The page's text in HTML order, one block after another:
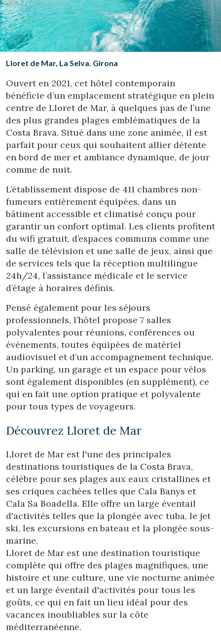
Location/nom de l'hôtel
CA ES EN FR
Lloret de Mar, La Selva. Girona
Ouvert en 2021, cet hôtel contemporain
bénéficie d’un emplacement stratégique en plein
centre de Lloret de Mar, à quelques pas de l’une
des plus grandes plages emblématiques de la
Costa Brava. Situé dans une zone animée, il est
parfait pour ceux qui souhaitent allier détente
en bord de mer et ambiance dynamique, de jour
comme de nuit.
L’établissement dispose de 411 chambres non-
fumeurs entièrement équipées, dans un
bâtiment accessible et climatisé conçu pour
garantir un confort optimal. Les clients profitent
du wifi gratuit, d’espaces communs comme une
salle de télévision et une salle de jeux, ainsi que
de services tels que la réception multilingue
24h/24, l’assistance médicale et le service
d’étage à horaires définis.
Pensé également pour les séjours
professionnels, l’hôtel propose 7 salles
polyvalentes pour réunions, conférences ou
événements, toutes équipées de matériel
audiovisuel et d’un accompagnement technique.
Un parking, un garage et un espace pour vélos
sont également disponibles (en supplément), ce
qui en fait une option pratique et polyvalente
pour tous types de voyageurs.
Découvrez Lloret de Mar
Lloret de Mar est l'une des principales
destinations touristiques de la Costa Brava,
célèbre pour ses plages aux eaux cristallines et
ses criques cachées telles que Cala Banys et
Cala Sa Boadella. Elle offre un large éventail
d'activités telles que la plongée avec tuba, le jet
ski, les excursions en bateau et la plongée sous-
marine.
Lloret de Mar est une destination touristique
complète qui offre des plages magnifiques, une
histoire et une culture, une vie nocturne animée
et un large éventail d'activités pour tous les
goûts, ce qui en fait un lieu idéal pour des
vacances inoubliables sur la côte
méditerranéenne.
Modifier les cookies
Technique et Fonctionnel
Toujours actif
Ce site Web utilise ses propres cookies pour collecter des
informations afin d'améliorer nos services. Si vous
continuez à naviguer, vous acceptez leur installation.
L'utilisateur a la possibilité de configurer son navigateur,
disque dur, même s'il doit garder à l'esprit qu'une telle
action peut entraîner des difficultés de navigation sur le
Analyse et Personnalisation
Ils permettent le suivi et l'analyse du comportement des
utilisateurs de ce site. Les informations collectées via ce
type de cookies sont utilisées pour mesurer l'activité du
Web pour l'élaboration des profils de navigation des
utilisateurs afin d'introduire des améliorations basées sur
l'analyse des données d'utilisation effectuée par les
utilisateurs du service. . Ils nous permettent de
sauvegarder les informations de préférence de l'utilisateur
pour améliorer la qualité de nos services et offrir une
meilleure expérience grâce aux produits recommandés.
Marketing et Publicité
Ces cookies sont utilisés pour stocker des informations sur
les préférences et les choix personnels de l'utilisateur
grâce à l'observation continue de ses habitudes de
navigation. Grâce à eux, nous pouvons connaître les
habitudes de navigation sur le site Web et afficher des